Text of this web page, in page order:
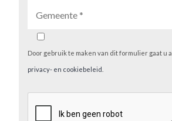
Door gebruik te maken van dit formulier gaat u
privacy- en cookiebeleid